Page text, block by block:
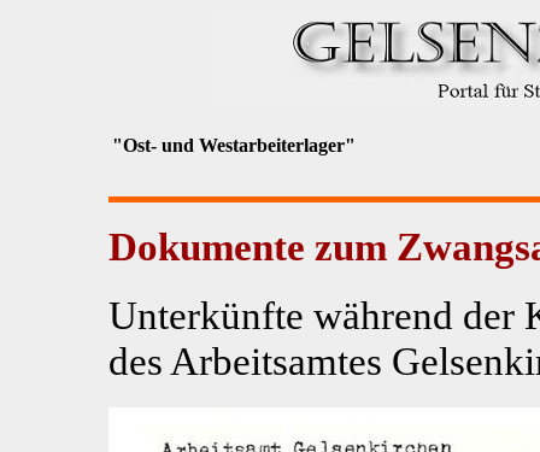
"Ost- und Westarbeiterlager"
Dokumente zum
Unterkünfte während der
des Arbeitsamtes